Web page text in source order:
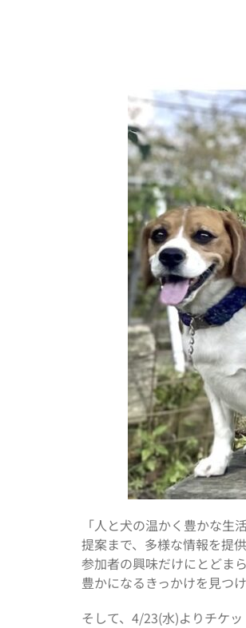
「人と犬の温かく豊かな
提案まで、多様な情報を提供
参加者の興味だけにとどま
豊かになるきっかけを見つ
そして、4/23(水)よりチケ